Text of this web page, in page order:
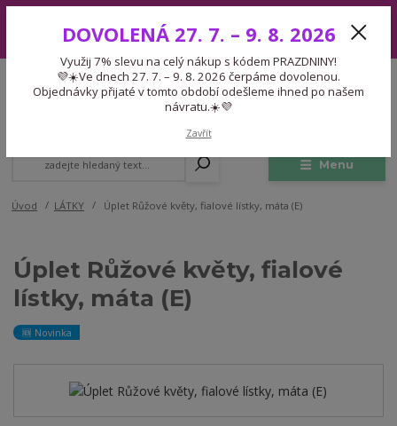
7. – 9. 8. 2026 čerpáme dovolenou. Objednávky přijaté v tomto období
odešleme ihned po našem návratu.☀️💜
Menu
CZK
Expedice 775 866 913
Po-Čt 9-15:30 Pá 9-14:30 Pauza 13-13:45
Úvod LÁTKY Úplet Růžové květy, fialové lístky, máta (E)
Úplet Růžové květy, fialové
lístky, máta (E)
🆕 Novinka
DOVOLENÁ 27. 7. – 9. 8. 2026
Využij 7% slevu na celý nákup s kódem PRAZDNINY!
💜☀️Ve dnech 27. 7. – 9. 8. 2026 čerpáme dovolenou.
Objednávky přijaté v tomto období odešleme ihned po našem
návratu.☀️💜
Zavřít